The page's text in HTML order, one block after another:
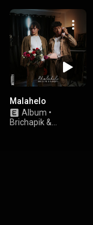
Malahelo
Album •
Brichapik &